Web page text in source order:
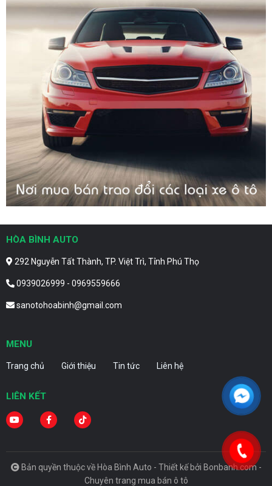
HÒA BÌNH AUTO
292 Nguyễn Tất Thành, TP. Việt Trì, Tỉnh Phú Thọ
0939026999 - 0969559666
sanotohoabinh@gmail.com
MENU
Trang chủ Giới thiệu Tin tức Liên hệ
LIÊN KẾT
Bản quyền thuộc về Hòa Bình Auto - Thiết kế bởi Bonbanh.com -
Chuyên trang mua bán ô tô